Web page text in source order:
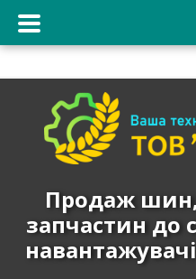
ЮНИОН"
автокамер
Продаж
запчастин до